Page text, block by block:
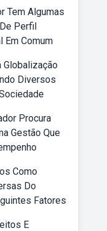
Tem Algumas
Perfil
Em Comum
Globalização
Diversos
Procura
Gestão Que
Como
Do
Fatores
E